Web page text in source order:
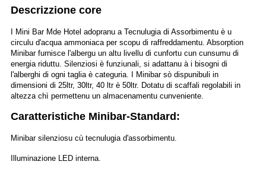
Descrizzione core
I Mini Bar Mde Hotel adopranu a Tecnulugia di Assorbimentu è u
circulu d'acqua ammoniaca per scopu di raffreddamentu. Absorption
Minibar furnisce l'albergu un altu livellu di cunfortu cun cunsumu di
energia riduttu. Silenziosi è funziunali, si adattanu à i bisogni di
l'alberghi di ogni taglia è categuria. I Minibar sò dispunibuli in
dimensioni di 25ltr, 30ltr, 40 ltr è 50ltr. Dotatu di scaffali regolabili in
altezza chì permettenu un almacenamentu cunveniente.
Caratteristiche Minibar-Standard:
Minibar silenziosu cù tecnulugia d'assorbimentu.
Illuminazione LED interna.